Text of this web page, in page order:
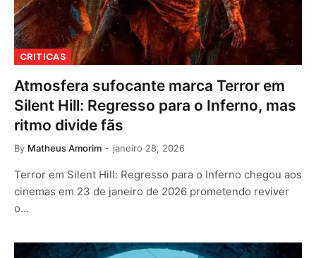
CRITICAS
Atmosfera sufocante marca Terror em
Silent Hill: Regresso para o Inferno, mas
ritmo divide fãs
By Matheus Amorim janeiro 28, 2026
Terror em Silent Hill: Regresso para o Inferno chegou aos
cinemas em 23 de janeiro de 2026 prometendo reviver
o…